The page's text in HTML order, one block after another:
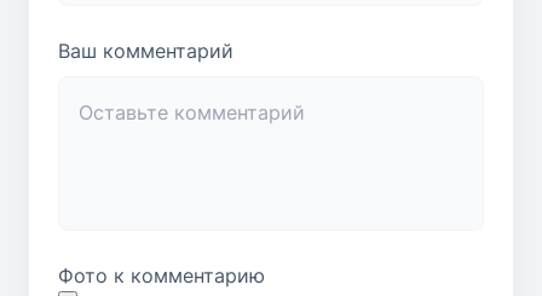
Ваш комментарий
Фото к комментарию